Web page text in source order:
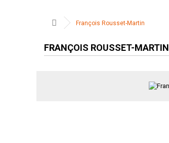
François Rousset-Martin
FRANÇOIS ROUSSET-MARTIN